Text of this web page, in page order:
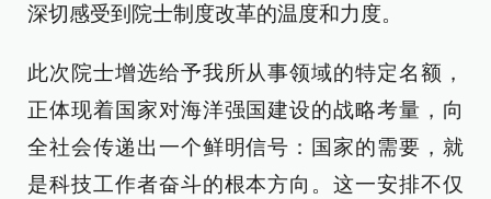
深切感受到院士制度改革的温度和力度。
此次院士增选给予我所从事领域的特定名额，
正体现着国家对海洋强国建设的战略考量，向
全社会传递出一个鲜明信号：国家的需要，就
是科技工作者奋斗的根本方向。这一安排不仅